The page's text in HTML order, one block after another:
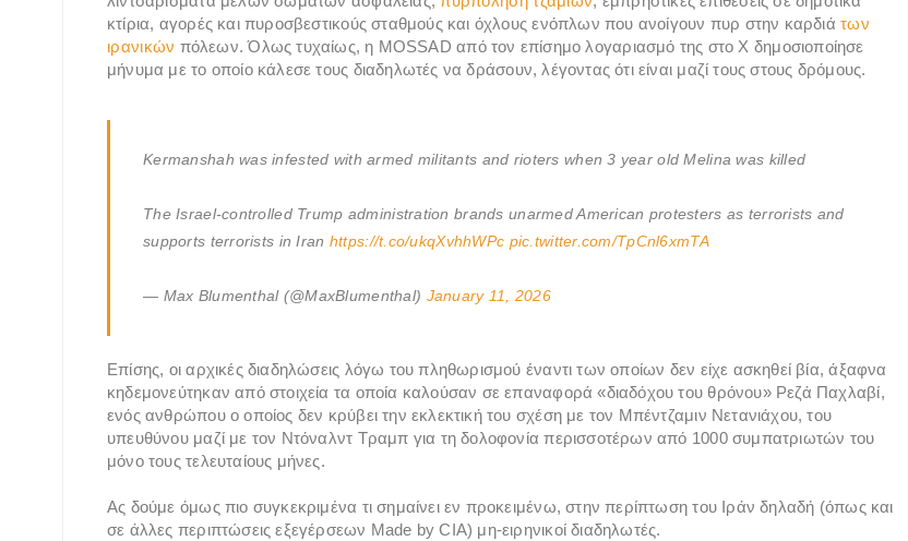
κτίρια, αγορές και πυροσβεστικούς σταθμούς και όχλους ενόπλων που ανοίγουν πυρ στην καρδιάτων
ιρανικών πόλεων. Όλως τυχαίως, η MOSSAD από τον επίσημο λογαριασμό της στο X δημοσιοποίησε
μήνυμα με το οποίο κάλεσε τους διαδηλωτές να δράσουν, λέγοντας ότι είναι μαζί τους στους δρόμους.
Kermanshah was infested with armed militants and rioters when 3 year old Melina was killed
The Israel-controlled Trump administration brands unarmed American protesters as terrorists and
supports terrorists in Iran https://t.co/ukqXvhhWPc pic.twitter.com/TpCnl6xmTA
— Max Blumenthal (@MaxBlumenthal) January 11, 2026
Επίσης, οι αρχικές διαδηλώσεις λόγω του πληθωρισμού έναντι των οποίων δεν είχε ασκηθεί βία, άξαφνα
κηδεμονεύτηκαν από στοιχεία τα οποία καλούσαν σε επαναφορά «διαδόχου του θρόνου» Ρεζά Παχλαβί,
ενός ανθρώπου ο οποίος δεν κρύβει την εκλεκτική του σχέση με τον Μπέντζαμιν Νετανιάχου, του
υπευθύνου μαζί με τον Ντόναλντ Τραμπ για τη δολοφονία περισσοτέρων από 1000 συμπατριωτών του
μόνο τους τελευταίους μήνες.
Ας δούμε όμως πιο συγκεκριμένα τι σημαίνει εν προκειμένω, στην περίπτωση του Ιράν δηλαδή (όπως και
σε άλλες περιπτώσεις εξεγέρσεων Made by CIA) μη-ειρηνικοί διαδηλωτές.